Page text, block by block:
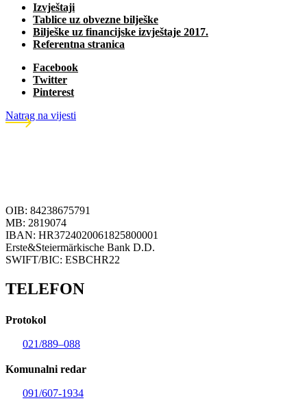
Izvještaji
Tablice uz obvezne bilješke
Bilješke uz financijske izvještaje 2017.
Referentna stranica
Facebook
Twitter
Pinterest
Natrag na vijesti
OIB: 84238675791
MB: 2819074
IBAN: HR3724020061825800001
Erste&Steiermärkische Bank D.D.
SWIFT/BIC: ESBCHR22
TELEFON
Protokol
021/889–088
Komunalni redar
091/607-1934